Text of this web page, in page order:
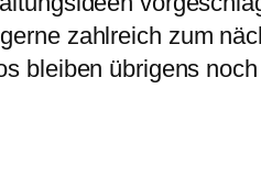
zahlreich zum
bleiben übrigens